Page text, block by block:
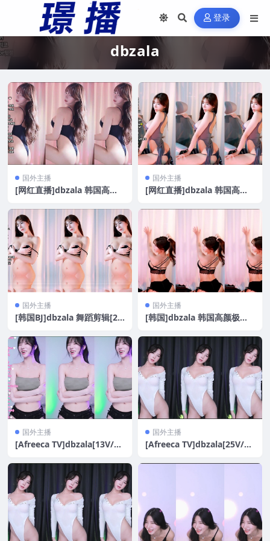
登录
dbzala
国外主播
[网红直播]dbzala 韩国高颜
[22V/4.64G]
国外主播
[网红直播]dbzala 韩国高颜
[19V/3.71G]
国外主播
[韩国BJ]dbzala 舞蹈剪辑[22
国外主播
[韩国]dbzala 韩国高颜极品
G]
国外主播
[Afreeca TV]dbzala[13V/2.
国外主播
[Afreeca TV]dbzala[25V/6.